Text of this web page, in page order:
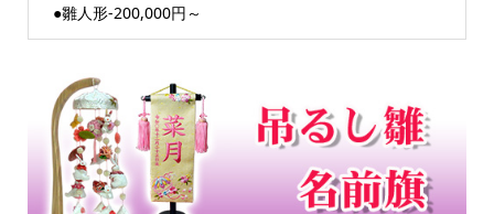
●雛人形-200,000円～